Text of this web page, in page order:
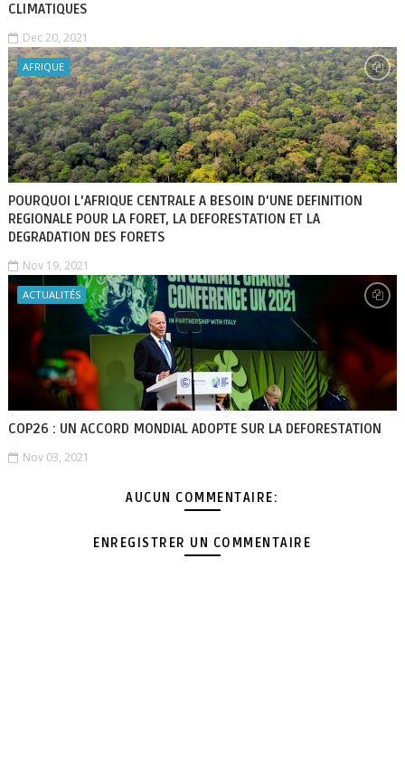
CLIMATIQUES
Dec 20, 2021
AFRIQUE
POURQUOI L'AFRIQUE CENTRALE A BESOIN D'UNE DEFINITION
REGIONALE POUR LA FORET, LA DEFORESTATION ET LA
DEGRADATION DES FORETS
Nov 19, 2021
ACTUALITÉS
COP26 : UN ACCORD MONDIAL ADOPTE SUR LA DEFORESTATION
Nov 03, 2021
AUCUN COMMENTAIRE:
ENREGISTRER UN COMMENTAIRE